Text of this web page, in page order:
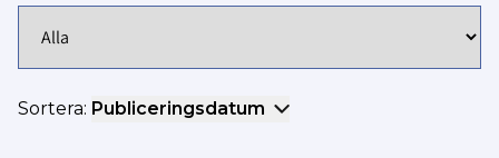
Sortera: Publiceringsdatum